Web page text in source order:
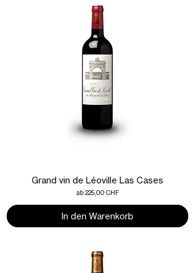
Grand vin de Léoville Las Cases
ab 225,00 CHF
Sale-Preis
In den Warenkorb